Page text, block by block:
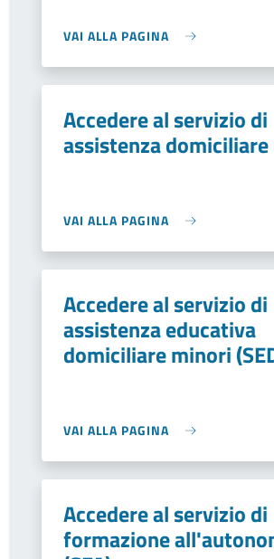
VAI ALLA PAGINA
Accedere al servizio di
assistenza domiciliare
VAI ALLA PAGINA
Accedere al servizio di
assistenza educativa
domiciliare minori
VAI ALLA PAGINA
Accedere al servizio di
formazione